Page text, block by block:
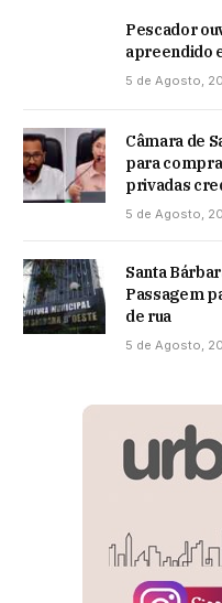
Pescador
apreendido
5 de Agosto,
Câmara de
para
privadas
5 de Agosto,
Santa
Passagem
de rua
5 de Agosto,